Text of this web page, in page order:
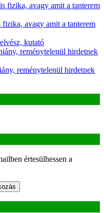
fizika, avagy amit a tanterem
avagy amit a tanterem
kutató
reménytelenül hirdetnek
reménytelenül hirdetnek
értesülhessen a